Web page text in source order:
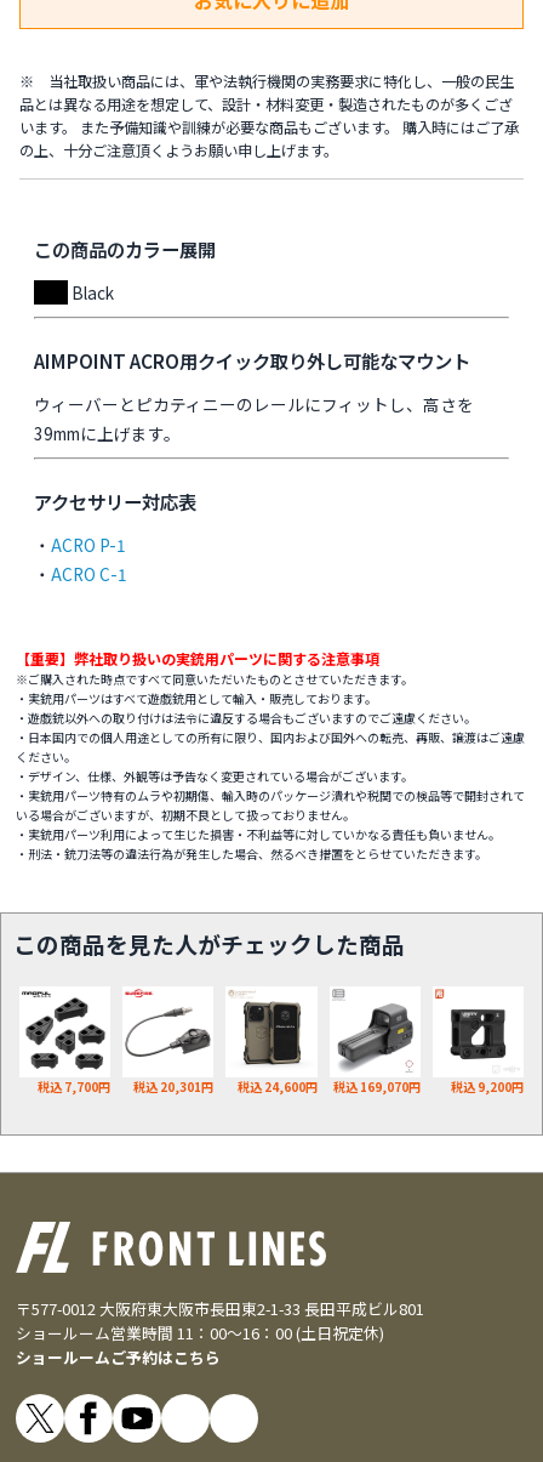
※ 当社取扱い商品には、軍や法執行機関の実務要求に特化し、一般の民生
品とは異なる用途を想定して、設計・材料変更・製造されたものが多くござ
います。 また予備知識や訓練が必要な商品もございます。 購入時にはご了承
の上、十分ご注意頂くようお願い申し上げます。
この商品のカラー展開
Black
AIMPOINT ACRO用クイック取り外し可能なマウント
ウィーバーとピカティニーのレールにフィットし、高さを
39mmに上げます。
アクセサリー対応表
・ACRO P-1
・ACRO C-1
【重要】弊社取り扱いの実銃用パーツに関する注意事項
※ご購入された時点ですべて同意いただいたものとさせていただきます。
・実銃用パーツはすべて遊戯銃用として輸入・販売しております。
・遊戯銃以外への取り付けは法令に違反する場合もございますのでご遠慮ください。
・日本国内での個人用途としての所有に限り、国内および国外への転売、再販、譲渡はご遠慮
ください。
・デザイン、仕様、外観等は予告なく変更されている場合がございます。
・実銃用パーツ特有のムラや初期傷、輸入時のパッケージ潰れや税関での検品等で開封されて
いる場合がございますが、初期不良として扱っておりません。
・実銃用パーツ利用によって生じた損害・不利益等に対していかなる責任も負いません。
・刑法・銃刀法等の違法行為が発生した場合、然るべき措置をとらせていただきます。
この商品を見た人がチェックした商品
税込 7,700円 税込 20,301円 税込 24,600円 税込 169,070円 税込 9,200円
〒577-0012 大阪府東大阪市長田東2-1-33 長田平成ビル801
ショールーム営業時間 11：00～16：00 (土日祝定休)
ショールームご予約はこちら